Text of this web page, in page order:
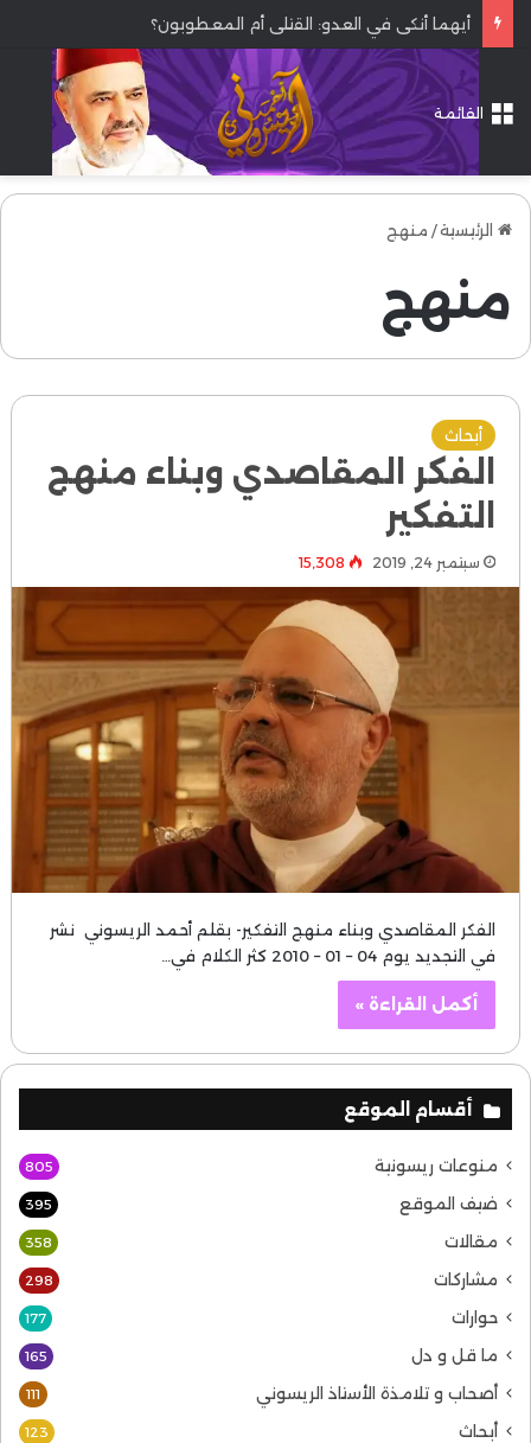
أيهما أنكى في العدو: القتلى أم المعطوبون؟
القائمة
الرئيسية/ منهج
منهج
أبحاث
الفكر المقاصدي وبناء منهج
التفكير
سبتمبر 24, 2019 15٬308
الفكر المقاصدي وبناء منهج التفكير- بقلم أحمد الريسوني نشر
في التجديد يوم 04 – 01 – 2010 كثر الكلام في…
أكمل القراءة »
أقسام الموقع
منوعات ريسونية 805
ضيف الموقع 395
مقالات 358
مشاركات 298
حوارات 177
ما قل و دل 165
أصحاب و تلامذة الأستاذ الريسوني 111
أبحاث 123